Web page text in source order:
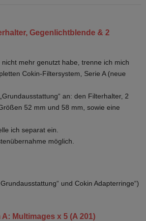
Gegenlichtblende & 2
mehr genutzt habe, trenne ich mich
Cokin-Filtersystem, Serie A (neue
an: den Filterhalter, 2
52 mm und 58 mm, sowie eine
ich separat ein.
möglich.
und Cokin Adapterringe“)
Multimages x 5 (A 201)